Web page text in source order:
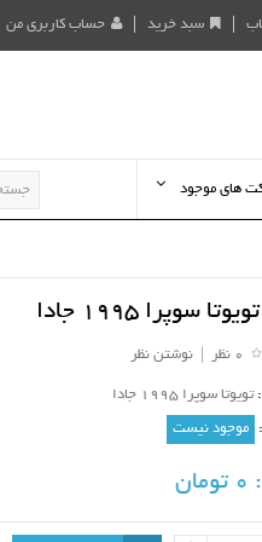
حساب کاربری من سبد خرید
های موجود
سوپرا 1995 جادا
0 نظر |نوشتن نظر
تویوتا سوپرا 1995 جادا
موجود نیست